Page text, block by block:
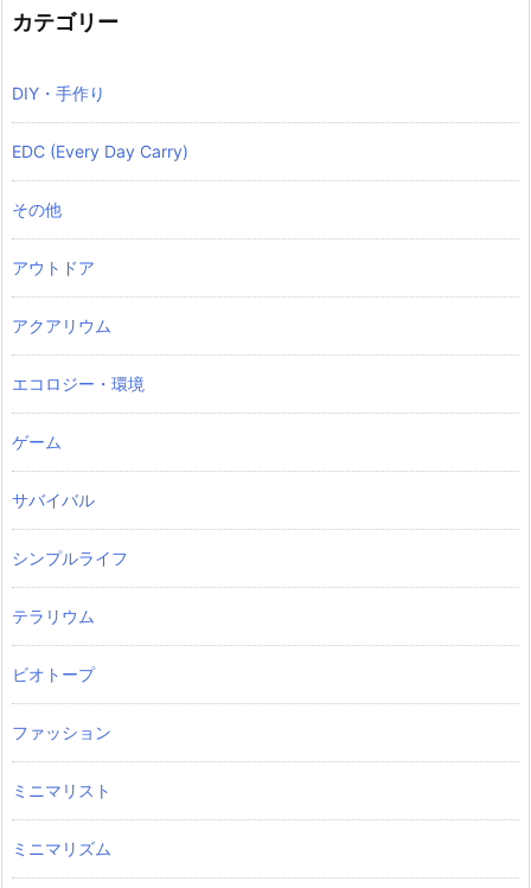
カテゴリー
DIY・手作り
EDC (Every Day Carry)
その他
アウトドア
アクアリウム
エコロジー・環境
ゲーム
サバイバル
シンプルライフ
テラリウム
ビオトープ
ファッション
ミニマリスト
ミニマリズム